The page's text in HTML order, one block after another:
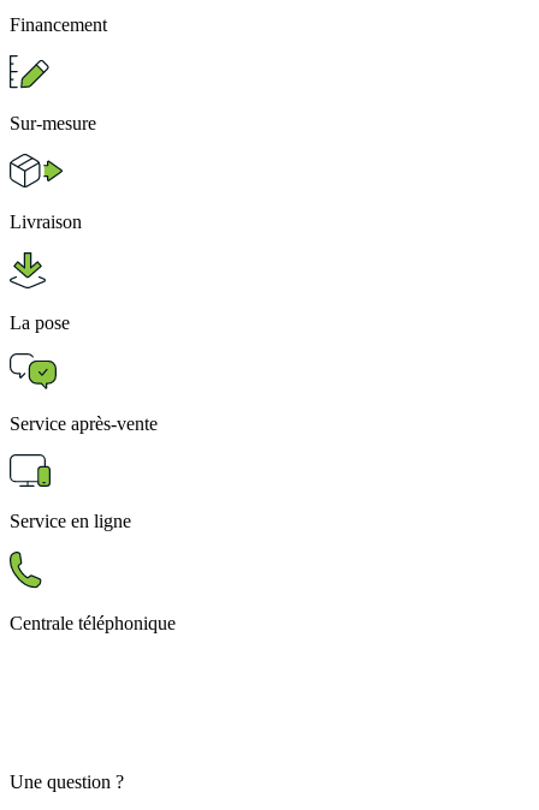
Financement
Sur-mesure
Livraison
La pose
Service après-vente
Service en ligne
Centrale téléphonique
Une question ?